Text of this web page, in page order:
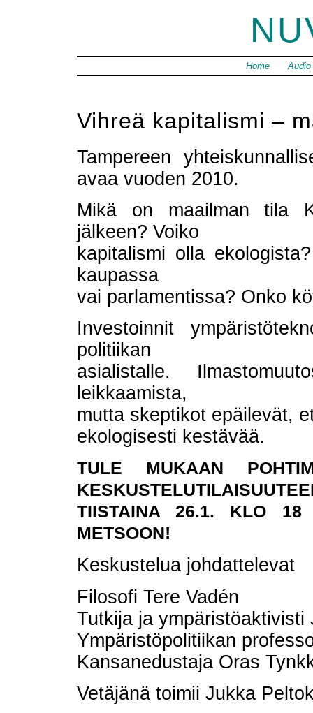
Home Audio
Vihreä kapitalismi –
Tampereen
avaa vuoden 2010.
Mikä on maailman tila
jälkeen? Voiko
kapitalismi olla
kaupassa
vai parlamentissa? Onko
Investoinnit
politiikan
asialistalle.
leikkaamista,
mutta skeptikot epäilevät,
ekologisesti kestävää.
TULE MUKAAN
TIISTAINA 26.1. KLO 18
METSOON!
Keskustelua johdattelevat
Filosofi Tere Vadén
Tutkija ja ympäristöaktivisti
Ympäristöpolitiikan
Kansanedustaja Oras
Vetäjänä toimii Jukka